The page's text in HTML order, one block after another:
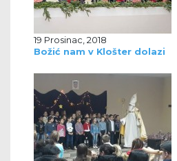
19 Prosinac, 2018
Božić nam v Klošter dolazi